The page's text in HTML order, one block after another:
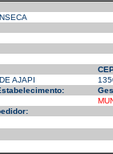
AJAPI